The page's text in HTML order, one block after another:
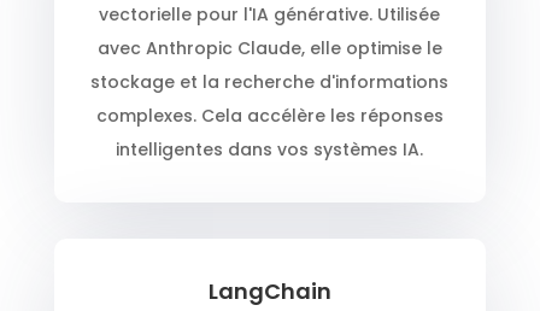
vectorielle pour l'IA générative. Utilisée
avec Anthropic Claude, elle optimise le
stockage et la recherche d'informations
complexes. Cela accélère les réponses
intelligentes dans vos systèmes IA.
LangChain